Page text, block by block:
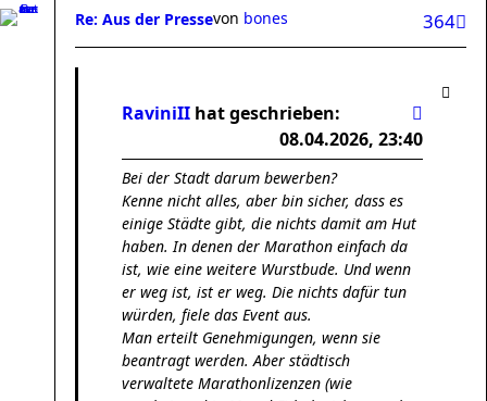
Re: Aus der Presse 364
von bones
RaviniII hat geschrieben:
08.04.2026, 23:40
Bei der Stadt darum bewerben?
Kenne nicht alles, aber bin sicher, dass es
einige Städte gibt, die nichts damit am Hut
haben. In denen der Marathon einfach da
ist, wie eine weitere Wurstbude. Und wenn
er weg ist, ist er weg. Die nichts dafür tun
würden, fiele das Event aus.
Man erteilt Genehmigungen, wenn sie
beantragt werden. Aber städtisch
verwaltete Marathonlizenzen (wie